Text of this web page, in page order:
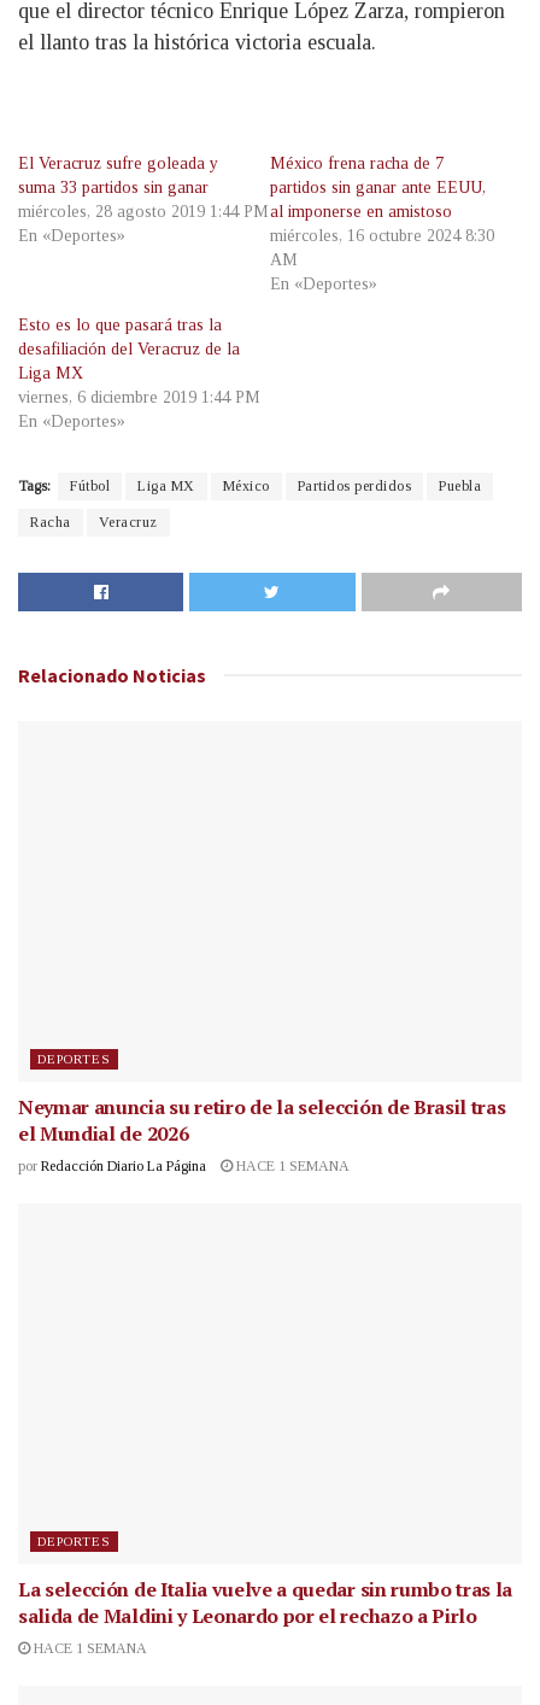
que el director técnico Enrique López Zarza, rompieron
el llanto tras la histórica victoria escuala.
El Veracruz sufre goleada y
suma 33 partidos sin ganar
miércoles, 28 agosto 2019 1:44 PM
En «Deportes»
México frena racha de 7
partidos sin ganar ante EEUU,
al imponerse en amistoso
miércoles, 16 octubre 2024 8:30
AM
En «Deportes»
Esto es lo que pasará tras la
desafiliación del Veracruz de la
Liga MX
viernes, 6 diciembre 2019 1:44 PM
En «Deportes»
Tags: Fútbol Liga MX México Partidos perdidos Puebla
Racha Veracruz
Relacionado Noticias
DEPORTES
Neymar anuncia su retiro de la selección de Brasil tras
el Mundial de 2026
por Redacción Diario La Página HACE 1 SEMANA
DEPORTES
La selección de Italia vuelve a quedar sin rumbo tras la
salida de Maldini y Leonardo por el rechazo a Pirlo
HACE 1 SEMANA